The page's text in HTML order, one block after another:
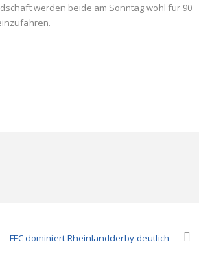
werden beide am Sonntag wohl für 90
FFC dominiert Rheinlandderby deutlich